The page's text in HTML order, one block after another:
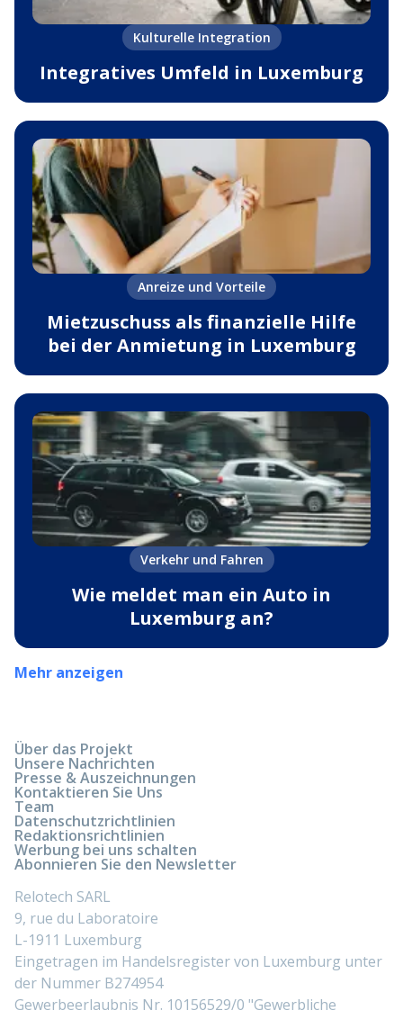
Kulturelle Integration
Integratives Umfeld in Luxemburg
Anreize und Vorteile
Mietzuschuss als finanzielle Hilfe
bei der Anmietung in Luxemburg
Verkehr und Fahren
Wie meldet man ein Auto in
Luxemburg an?
Mehr anzeigen
Über das Projekt
Unsere Nachrichten
Presse & Auszeichnungen
Kontaktieren Sie Uns
Team
Datenschutzrichtlinien
Redaktionsrichtlinien
Werbung bei uns schalten
Abonnieren Sie den Newsletter
Relotech SARL
9, rue du Laboratoire
L-1911 Luxemburg
Eingetragen im Handelsregister von Luxemburg unter
der Nummer B274954
Gewerbeerlaubnis Nr. 10156529/0 "Gewerbliche